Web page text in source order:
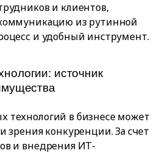
и клиентов,
из рутинной
и удобный инструмент.
источник
технологий в бизнесе может
зрения конкуренции. За счет
и внедрения ИТ-